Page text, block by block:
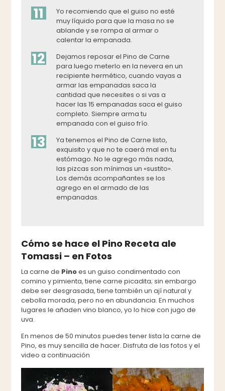
11
Yo recomiendo que el guiso no esté
muy líquido para que la masa no se
ablande y se rompa al armar o
calentar la empanada.
12
Dejamos reposar el Pino de Carne
para luego meterlo en la nevera en un
recipiente hermético, cuando vayas a
armar las empanadas saca la
cantidad que necesites o si vas a
hacer las 15 empanadas saca el guiso
completo. Siempre arma tu
empanada con el guiso frío.
13
Ya tenemos el Pino de Carne listo,
exquisito y que no te caerá mal en tu
estómago. No le agrego más nada,
las pizcas son mínimas un «sustito».
Los demás acompañantes se los
agrego en el armado de las
empanadas.
Cómo se hace el Pino Receta ale
Tomassi – en Fotos
La carne de Pinoes un guiso condimentado con
comino y pimienta, tiene carne picadita; sin embargo
debe ser desgrasada, tiene también un ají natural y
cebolla morada, pero no en abundancia. En muchos
lugares le añaden vino blanco, yo lo hice con jugo de
uva.
En menos de 50 minutos puedes tener lista la carne de
Pino, es muy sencilla de hacer. Disfruta de las fotos y el
video a continuación